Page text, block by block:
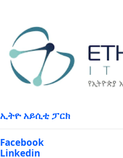
ኢትዮ አይሲቲ ፓርክ
Facebook
Linkedin